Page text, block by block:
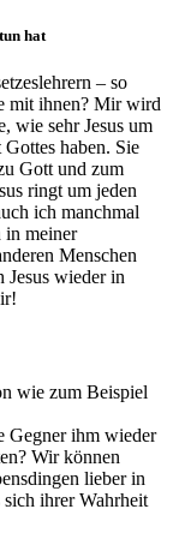
hat
– so
mit ihnen? Mir wird
wie sehr Jesus um
haben. Sie
Gott und zum
ringt um jeden
ich manchmal
in meiner
Menschen
Jesus wieder in
wie zum Beispiel
Gegner ihm wieder
Wir können
lieber in
ihrer Wahrheit